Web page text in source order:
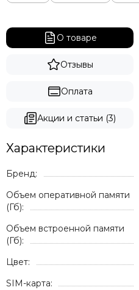
О товаре
Отзывы
Оплата
Акции и статьи (3)
Характеристики
Бренд:
Объем оперативной памяти
(Гб):
Объем встроенной памяти
(Гб):
Цвет:
SIM-карта: